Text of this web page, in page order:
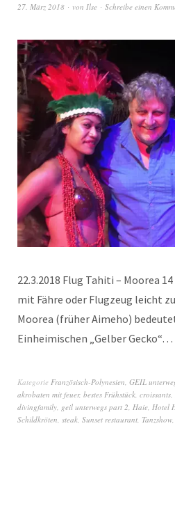
27. März 2018 von Ilse Schreibe einen
22.3.2018 Flug Tahiti – Moorea
mit Fähre oder Flugzeug leicht
Moorea (früher Aimeho)
Einheimischen „Gelber Gecko“…
Kategorie Französisch-Polynesien, GEIL
akrobaten mit feuer, bestes Frühstück, croissants,
divingfamily, geil unterwegs part 2, Haie, Hotel
Schildkröten, steak, Sunset restaurant, Tanzshow,